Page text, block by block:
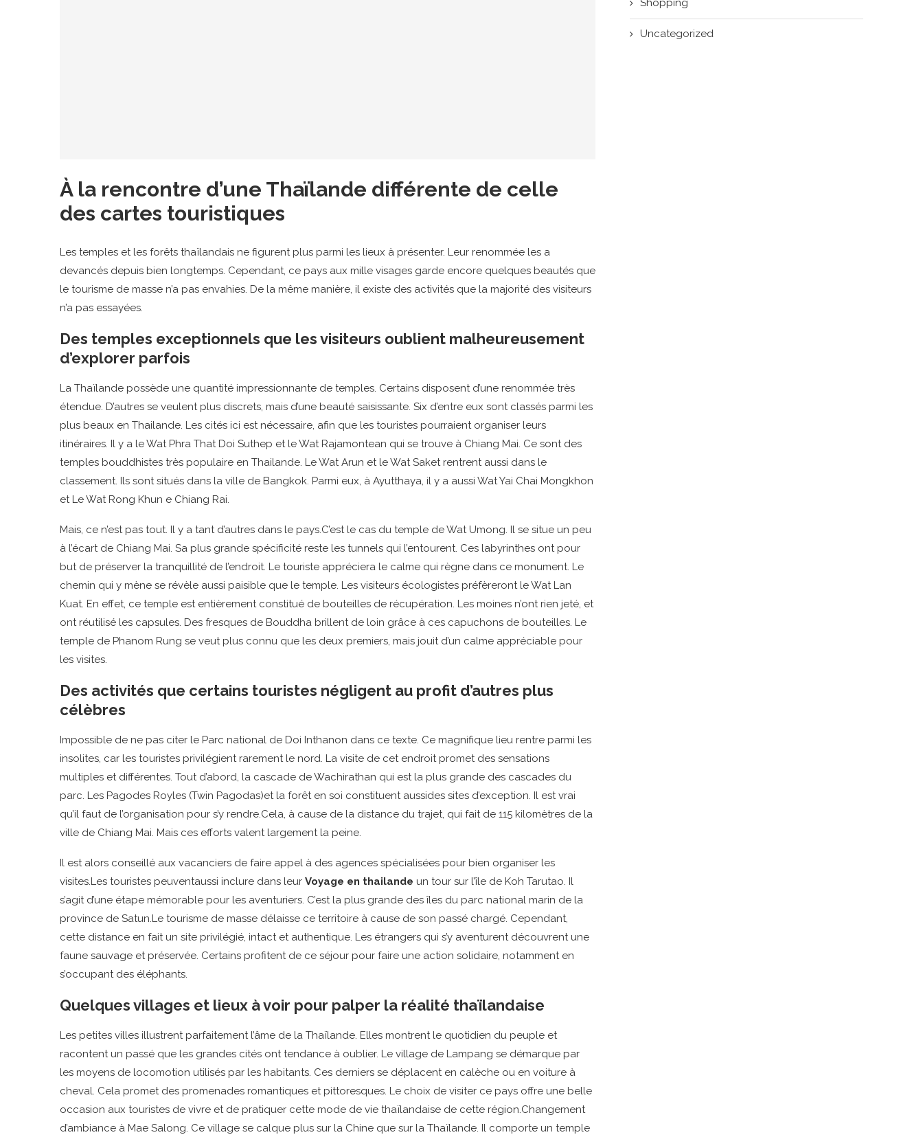
À la rencontre d’une Thaïlande différente de celle
des cartes touristiques
Les temples et les forêts thaïlandais ne figurent plus parmi les lieux à présenter. Leur renommée les a
devancés depuis bien longtemps. Cependant, ce pays aux mille visages garde encore quelques beautés que
le tourisme de masse n’a pas envahies. De la même manière, il existe des activités que la majorité des visiteurs
n’a pas essayées.
Des temples exceptionnels que les visiteurs oublient malheureusement
d’explorer parfois
La Thaïlande possède une quantité impressionnante de temples. Certains disposent d’une renommée très
étendue. D’autres se veulent plus discrets, mais d’une beauté saisissante. Six d’entre eux sont classés parmi les
plus beaux en Thailande. Les cités ici est nécessaire, afin que les touristes pourraient organiser leurs
itinéraires. Il y a le Wat Phra That Doi Suthep et le Wat Rajamontean qui se trouve à Chiang Mai. Ce sont des
temples bouddhistes très populaire en Thailande. Le Wat Arun et le Wat Saket rentrent aussi dans le
classement. Ils sont situés dans la ville de Bangkok. Parmi eux, à Ayutthaya, il y a aussi Wat Yai Chai Mongkhon
et Le Wat Rong Khun e Chiang Rai.
Mais, ce n’est pas tout. Il y a tant d’autres dans le pays.C’est le cas du temple de Wat Umong. Il se situe un peu
à l’écart de Chiang Mai. Sa plus grande spécificité reste les tunnels qui l’entourent. Ces labyrinthes ont pour
but de préserver la tranquillité de l’endroit. Le touriste appréciera le calme qui règne dans ce monument. Le
chemin qui y mène se révèle aussi paisible que le temple. Les visiteurs écologistes préfèreront le Wat Lan
Kuat. En effet, ce temple est entièrement constitué de bouteilles de récupération. Les moines n’ont rien jeté, et
ont réutilisé les capsules. Des fresques de Bouddha brillent de loin grâce à ces capuchons de bouteilles. Le
temple de Phanom Rung se veut plus connu que les deux premiers, mais jouit d’un calme appréciable pour
les visites.
Des activités que certains touristes négligent au profit d’autres plus
célèbres
Impossible de ne pas citer le Parc national de Doi Inthanon dans ce texte. Ce magnifique lieu rentre parmi les
insolites, car les touristes privilégient rarement le nord. La visite de cet endroit promet des sensations
multiples et différentes. Tout d’abord, la cascade de Wachirathan qui est la plus grande des cascades du
parc. Les Pagodes Royles (Twin Pagodas)et la forêt en soi constituent aussides sites d’exception. Il est vrai
qu’il faut de l’organisation pour s’y rendre.Cela, à cause de la distance du trajet, qui fait de 115 kilomètres de la
ville de Chiang Mai. Mais ces efforts valent largement la peine.
Il est alors conseillé aux vacanciers de faire appel à des agences spécialisées pour bien organiser les
visites.Les touristes peuventaussi inclure dans leur Voyage en thailande un tour sur l’île de Koh Tarutao. Il
s’agit d’une étape mémorable pour les aventuriers. C’est la plus grande des îles du parc national marin de la
province de Satun.Le tourisme de masse délaisse ce territoire à cause de son passé chargé. Cependant,
cette distance en fait un site privilégié, intact et authentique. Les étrangers qui s’y aventurent découvrent une
faune sauvage et préservée. Certains profitent de ce séjour pour faire une action solidaire, notamment en
s’occupant des éléphants.
Quelques villages et lieux à voir pour palper la réalité thaïlandaise
Les petites villes illustrent parfaitement l’âme de la Thaïlande. Elles montrent le quotidien du peuple et
racontent un passé que les grandes cités ont tendance à oublier. Le village de Lampang se démarque par
les moyens de locomotion utilisés par les habitants. Ces derniers se déplacent en calèche ou en voiture à
cheval. Cela promet des promenades romantiques et pittoresques. Le choix de visiter ce pays offre une belle
occasion aux touristes de vivre et de pratiquer cette mode de vie thaïlandaise de cette région.Changement
d’ambiance à Mae Salong. Ce village se calque plus sur la Chine que sur la Thaïlande. Il comporte un temple
Shopping
Uncategorized